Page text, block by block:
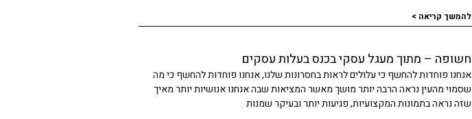
להמשך קריאה >
חשופה – מתוך מעגל עסקי בכנס בעלות עסקים
אנחנו פוחדות להחשף כי עלולים לראות בחסרונות שלנו, אנחנו פוחדות להחשף כי מה
שסמוי מהעין נראה הרבה יותר מושך מאשר המציאות שבה אנחנו אנושיות יותר מאיך
שזה נראה בתמונות המקצועיות, פגיעות יותר ובעיקר שמנות